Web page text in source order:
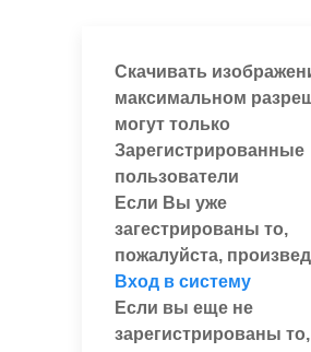
Скачивать
максимальном
могут только
Зарегистрированные
пользователи
Если Вы уже
загестрированы то,
пожалуйста,
Вход в систему
Если вы еще не
зарегистрированы то,